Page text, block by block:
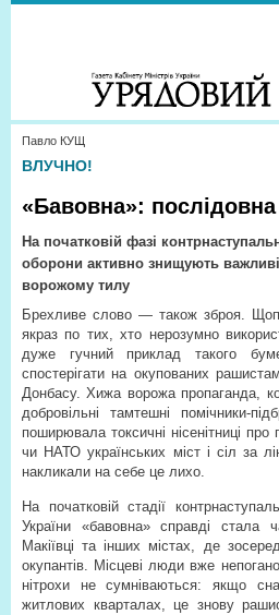
Павло КУЩ
ВЛУЧНО!
«Бавовна»:
На початковій фазі
оборони активно знищують важливі
ворожому тилу
Брехливе слово — також зброя.
якраз по тих, хто нерозумно
дуже гучний приклад такого
спостерігати на окупованих
Донбасу. Хижа ворожа пропаганда,
добровільні тамтешні помічники-
поширювала токсичні нісенітниці про
чи НАТО українських міст і сіл за
накликали на себе це лихо.
На початковій стадії
України «бавовна» справді стала
Макіївці та інших містах, де
окупантів. Місцеві люди вже
нітрохи не сумніваються: якщо
житлових кварталах, це знову